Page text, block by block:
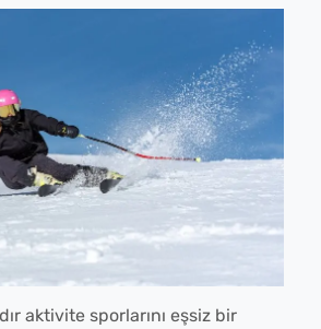
aktivite sporlarını eşsiz bir